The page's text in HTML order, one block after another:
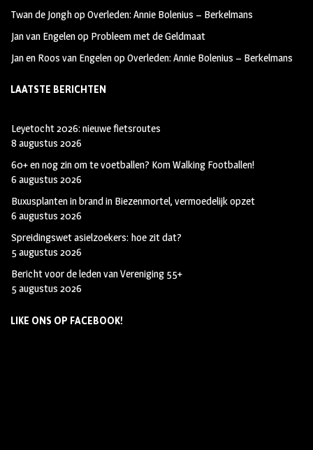
Twan de JonghopOverleden: Annie Bolenius – Berkelmans
Jan van Engelenop Probleem met de Geldmaat
Jan en Roos van EngelenopOverleden: Annie Bolenius – Berkelmans
LAATSTE BERICHTEN
Leyetocht 2026: nieuwe fietsroutes
8 augustus 2026
60+ en nog zin om te voetballen? Kom Walking Footballen!
6 augustus 2026
Buxusplanten in brand in Biezenmortel, vermoedelijk opzet
6 augustus 2026
Spreidingswet asielzoekers: hoe zit dat?
5 augustus 2026
Bericht voor de leden van Vereniging 55+
5 augustus 2026
LIKE ONS OP FACEBOOK!